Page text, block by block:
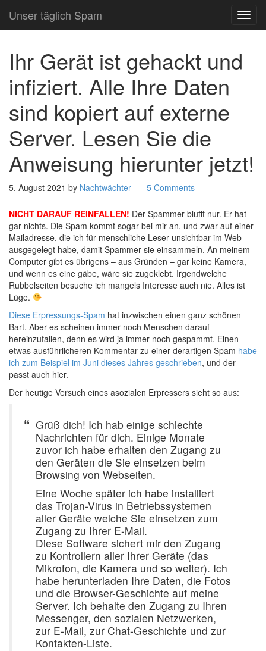
Unser täglich Spam
Ihr Gerät ist gehackt und
infiziert. Alle Ihre Daten
sind kopiert auf externe
Server. Lesen Sie die
Anweisung hierunter jetzt!
5. August 2021 by Nachtwächter 5 Comments
NICHT DARAUF REINFALLEN! Der Spammer blufft nur. Er hat
gar nichts. Die Spam kommt sogar bei mir an, und zwar auf einer
Mailadresse, die ich für menschliche Leser unsichtbar im Web
ausgegelegt habe, damit Spammer sie einsammeln. An meinem
Computer gibt es übrigens – aus Gründen – gar keine Kamera,
und wenn es eine gäbe, wäre sie zugeklebt. Irgendwelche
Rubbelseiten besuche ich mangels Interesse auch nie. Alles ist
Lüge.
Diese Erpressungs-Spam hat inzwischen einen ganz schönen
Bart. Aber es scheinen immer noch Menschen darauf
hereinzufallen, denn es wird ja immer noch gespammt. Einen
etwas ausführlicheren Kommentar zu einer derartigen Spam habe
ich zum Beispiel im Juni dieses Jahres geschrieben, und der
passt auch hier.
Der heutige Versuch eines asozialen Erpressers sieht so aus:
Grüß dich! Ich hab einige schlechte
Nachrichten für dich. Einige Monate
zuvor ich habe erhalten den Zugang zu
den Geräten die Sie einsetzen beim
Browsing von Webseiten.
Eine Woche später ich habe installiert
das Trojan-Virus in Betriebssystemen
aller Geräte welche Sie einsetzen zum
Zugang zu Ihrer E-Mail.
Diese Software sichert mir den Zugang
zu Kontrollern aller Ihrer Geräte (das
Mikrofon, die Kamera und so weiter). Ich
habe herunterladen Ihre Daten, die Fotos
und die Browser-Geschichte auf meine
Server. Ich behalte den Zugang zu Ihren
Messenger, den sozialen Netzwerken,
zur E-Mail, zur Chat-Geschichte und zur
Kontakten-Liste.